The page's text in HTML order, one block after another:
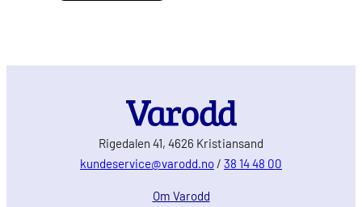
Rigedalen 41, 4626 Kristiansand
kundeservice@varodd.no / 38 14 48 00
Om Varodd